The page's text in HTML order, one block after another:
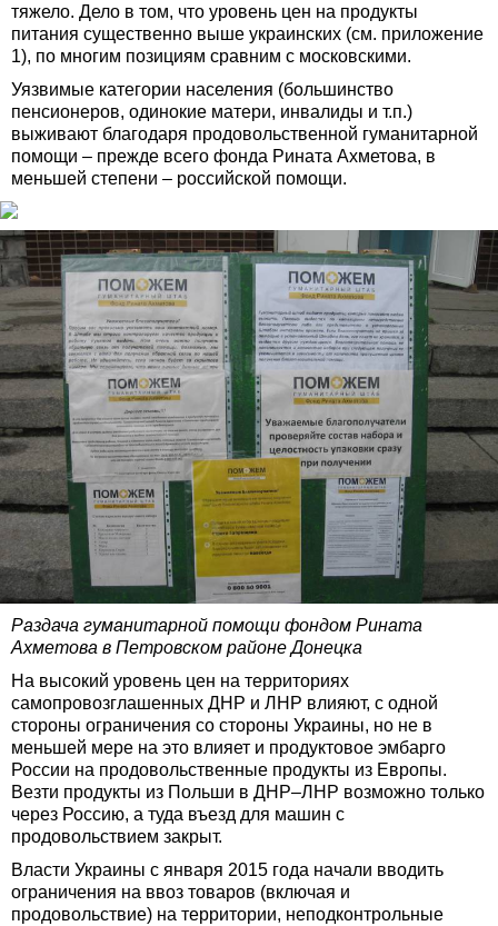
тяжело. Дело в том, что уровень цен на продукты
питания существенно выше украинских (см. приложение
1), по многим позициям сравним с московскими.
Уязвимые категории населения (большинство
пенсионеров, одинокие матери, инвалиды и т.п.)
выживают благодаря продовольственной гуманитарной
помощи – прежде всего фонда Рината Ахметова, в
меньшей степени – российской помощи.
Раздача гуманитарной помощи фондом Рината
Ахметова в Петровском районе Донецка
На высокий уровень цен на территориях
самопровозглашенных ДНР и ЛНР влияют, с одной
стороны ограничения со стороны Украины, но не в
меньшей мере на это влияет и продуктовое эмбарго
России на продовольственные продукты из Европы.
Везти продукты из Польши в ДНР–ЛНР возможно только
через Россию, а туда въезд для машин с
продовольствием закрыт.
Власти Украины с января 2015 года начали вводить
ограничения на ввоз товаров (включая и
продовольствие) на территории, неподконтрольные